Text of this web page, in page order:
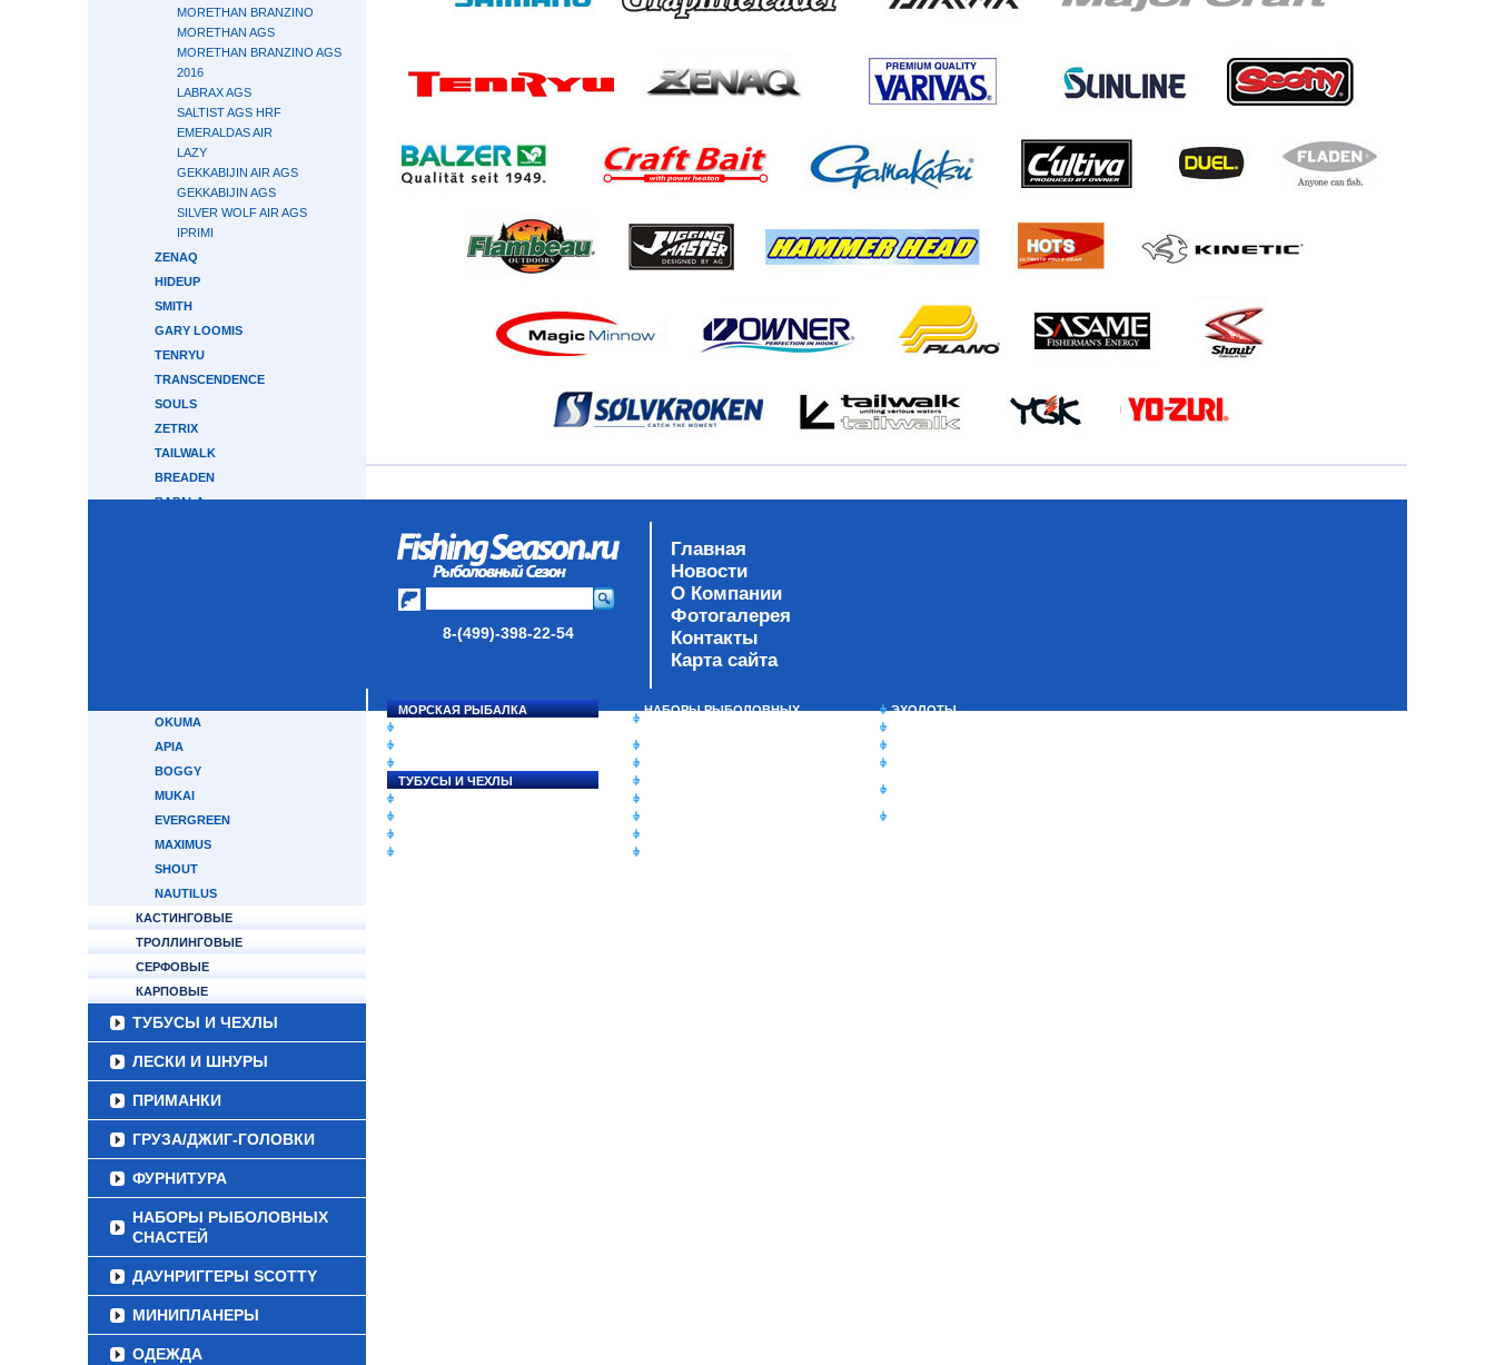
MORETHAN BRANZINO
MORETHAN AGS
MORETHAN BRANZINO AGS
2016
LABRAX AGS
SALTIST AGS HRF
EMERALDAS AIR
LAZY
GEKKABIJIN AIR AGS
GEKKABIJIN AGS
SILVER WOLF AIR AGS
IPRIMI
ZENAQ
HIDEUP
SMITH
GARY LOOMIS
TENRYU
TRANSCENDENCE
SOULS
ZETRIX
TAILWALK
BREADEN
RAPALA
OKUMA
APIA
BOGGY
MUKAI
EVERGREEN
MAXIMUS
SHOUT
NAUTILUS
КАСТИНГОВЫЕ
ТРОЛЛИНГОВЫЕ
СЕРФОВЫЕ
КАРПОВЫЕ
ТУБУСЫ И ЧЕХЛЫ
ЛЕСКИ И ШНУРЫ
ПРИМАНКИ
ГРУЗА/ДЖИГ-ГОЛОВКИ
ФУРНИТУРА
НАБОРЫ РЫБОЛОВНЫХ
СНАСТЕЙ
ДАУНРИГГЕРЫ SCOTTY
МИНИПЛАНЕРЫ
ОДЕЖДА
8-(499)-398-22-54
Главная
Новости
О Компании
Фотогалерея
Контакты
Карта сайта
МОРСКАЯ РЫБАЛКА
ТУБУСЫ И ЧЕХЛЫ
НАБОРЫ РЫБОЛОВНЫХ
ЭХОЛОТЫ